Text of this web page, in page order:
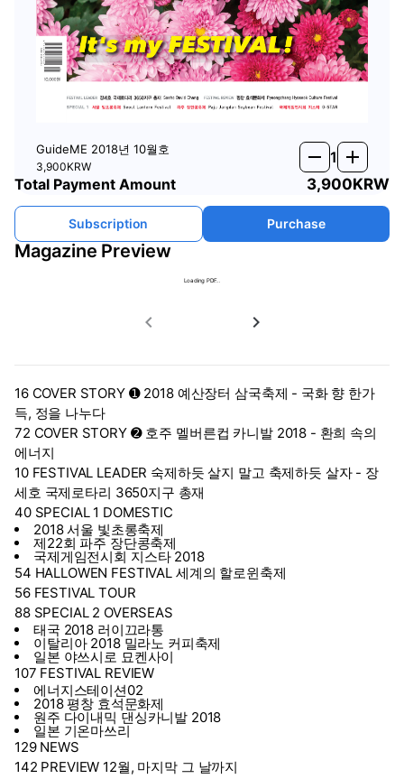
Total Payment Amount 3,900KRW
Subscription Purchase
Magazine Preview
Loading PDF…
navigate_before navigate_next
16 COVER STORY ➊ 2018 예산장터 삼국축제 - 국화 향 한가
득, 정을 나누다
72 COVER STORY ➋ 호주 멜버른컵 카니발 2018 - 환희 속의
에너지
10 FESTIVAL LEADER 숙제하듯 살지 말고 축제하듯 살자 - 장
세호 국제로타리 3650지구 총재
40 SPECIAL 1 DOMESTIC
2018 서울 빛초롱축제
제22회 파주 장단콩축제
국제게임전시회 지스타 2018
54 HALLOWEN FESTIVAL 세계의 할로윈축제
56 FESTIVAL TOUR
88 SPECIAL 2 OVERSEAS
태국 2018 러이끄라통
이탈리아 2018 밀라노 커피축제
일본 야쓰시로 묘켄사이
107 FESTIVAL REVIEW
에너지스테이션02
2018 평창 효석문화제
원주 다이내믹 댄싱카니발 2018
일본 기온마쓰리
129 NEWS
142 PREVIEW 12월, 마지막 그 날까지
GuideME 2018년 10월호
3,900KRW remove 1 add